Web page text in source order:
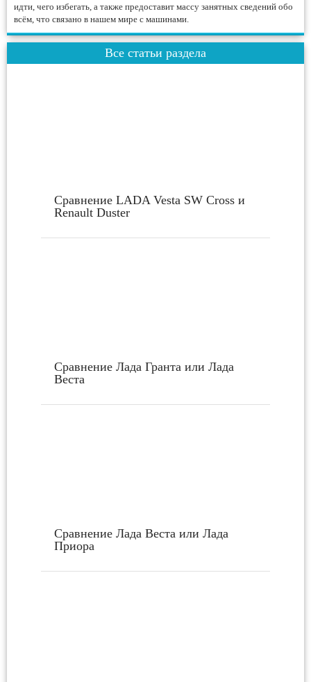
идти, чего избегать, а также предоставит массу занятных сведений обо
всём, что связано в нашем мире с машинами.
Все статьи раздела
Сравнение LADA Vesta SW Cross и
Renault Duster
Сравнение Лада Гранта или Лада
Веста
Сравнение Лада Веста или Лада
Приора